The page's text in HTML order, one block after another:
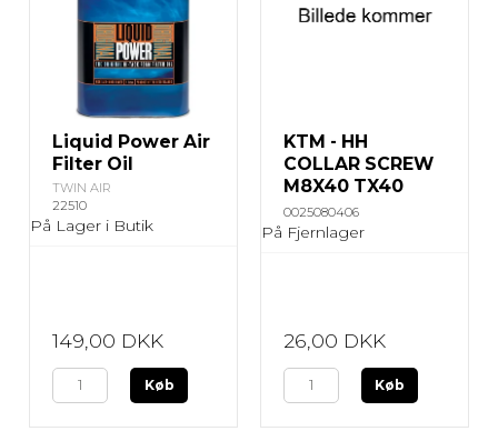
Liquid Power Air
Filter Oil
TWIN AIR
22510
På Lager i Butik
149,00 DKK
Køb
KTM - HH
COLLAR SCREW
M8X40 TX40
0025080406
På Fjernlager
26,00 DKK
Køb